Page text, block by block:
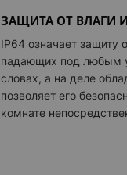
ЗАЩИТА ОТ ВЛАГИ
IP64 означает защиту
падающих под любым
словах, а на деле
позволяет его
комнате